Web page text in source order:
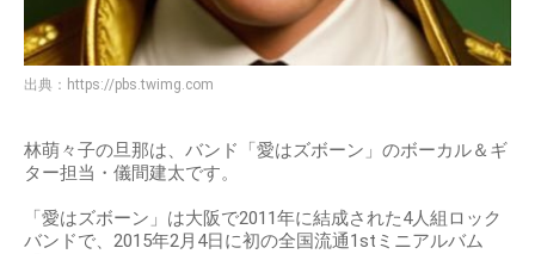
出典： https://pbs.twimg.com
林萌々子の旦那は、バンド「愛はズボーン」のボーカル＆ギ
ター担当・儀間建太です。
「愛はズボーン」は大阪で2011年に結成された4人組ロック
バンドで、2015年2月4日に初の全国流通1stミニアルバム